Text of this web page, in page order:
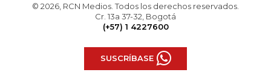
© 2026, RCN Medios. Todos los derechos reservados.
Cr. 13a 37-32, Bogotá
(+57) 1 4227600
SUSCRÍBASE